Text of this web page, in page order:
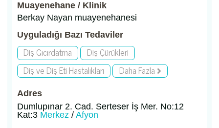
Muayenehane / Klinik
Berkay Nayan muayenehanesi
Uyguladığı Bazı Tedaviler
Diş Gıcırdatma
Diş Çürükleri
Diş ve Diş Eti Hastalıkları
Daha Fazla
Adres
Dumlupınar 2. Cad. Serteser İş Mer. No:12
Kat:3 Merkez / Afyon